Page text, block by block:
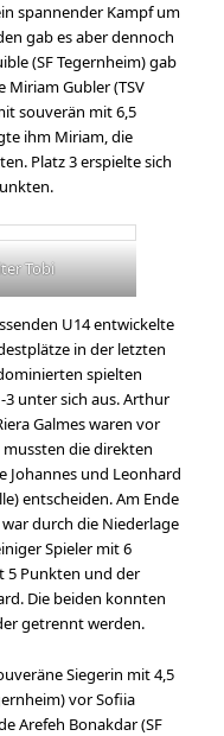
spannender Kampf um
gab es aber dennoch
(SF Tegernheim) gab
Gubler (TSV
souverän mit 6,5
ihm Miriam, die
Platz 3 erspielte sich
Tobi
U14 entwickelte
in der letzten
spielten
3 unter sich aus. Arthur
Galmes waren vor
die direkten
Johannes und Leonhard
entscheiden. Am Ende
durch die Niederlage
Spieler mit 6
5 Punkten und der
Die beiden konnten
getrennt werden.
Siegerin mit 4,5
vor Sofiia
Arefeh Bonakdar (SF